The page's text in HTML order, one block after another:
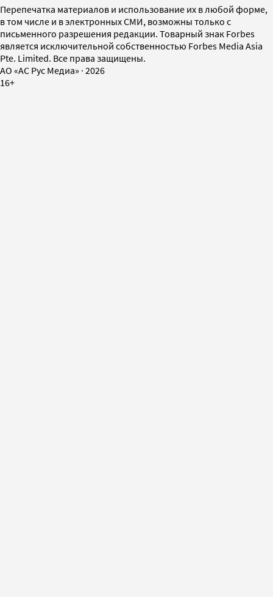
Перепечатка материалов и использование их в любой форме,
в том числе и в электронных СМИ, возможны только с
письменного разрешения редакции. Товарный знак Forbes
является исключительной собственностью Forbes Media Asia
Pte. Limited. Все права защищены.
AO «АС Рус Медиа» · 2026
16+